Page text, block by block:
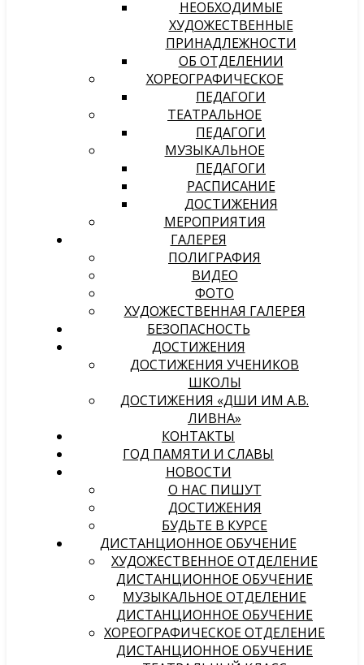
НЕОБХОДИМЫЕ
ХУДОЖЕСТВЕННЫЕ
ПРИНАДЛЕЖНОСТИ
ОБ ОТДЕЛЕНИИ
ХОРЕОГРАФИЧЕСКОЕ
ПЕДАГОГИ
ТЕАТРАЛЬНОЕ
ПЕДАГОГИ
МУЗЫКАЛЬНОЕ
ПЕДАГОГИ
РАСПИСАНИЕ
ДОСТИЖЕНИЯ
МЕРОПРИЯТИЯ
ГАЛЕРЕЯ
ПОЛИГРАФИЯ
ВИДЕО
ФОТО
ХУДОЖЕСТВЕННАЯ ГАЛЕРЕЯ
БЕЗОПАСНОСТЬ
ДОСТИЖЕНИЯ
ДОСТИЖЕНИЯ УЧЕНИКОВ
ШКОЛЫ
ДОСТИЖЕНИЯ «ДШИ ИМ А.В.
ЛИВНА»
КОНТАКТЫ
ГОД ПАМЯТИ И СЛАВЫ
НОВОСТИ
О НАС ПИШУТ
ДОСТИЖЕНИЯ
БУДЬТЕ В КУРСЕ
ДИСТАНЦИОННОЕ ОБУЧЕНИЕ
ХУДОЖЕСТВЕННОЕ ОТДЕЛЕНИЕ
ДИСТАНЦИОННОЕ ОБУЧЕНИЕ
МУЗЫКАЛЬНОЕ ОТДЕЛЕНИЕ
ДИСТАНЦИОННОЕ ОБУЧЕНИЕ
ХОРЕОГРАФИЧЕСКОЕ ОТДЕЛЕНИЕ
ДИСТАНЦИОННОЕ ОБУЧЕНИЕ